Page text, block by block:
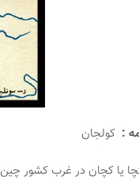
: کولجان
یا کچان در غرب کشور چین